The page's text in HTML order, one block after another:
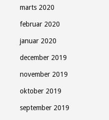
marts 2020
februar 2020
januar 2020
december 2019
november 2019
oktober 2019
september 2019